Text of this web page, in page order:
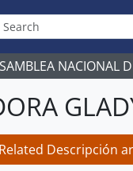
options
NACIONAL
Related Descripción